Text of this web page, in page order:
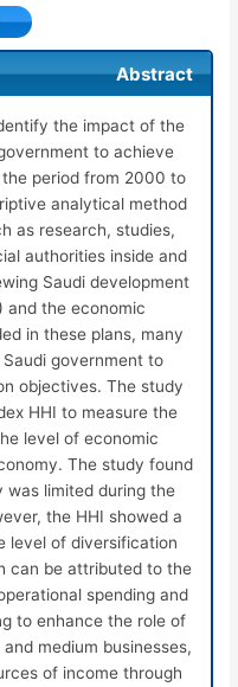
Abstract
the impact of the
to achieve
period from 2000 to
analytical method
as research, studies,
authorities inside and
Saudi development
and the economic
in these plans, many
government to
objectives. The study
HHI to measure the
level of economic
The study found
limited during the
the HHI showed a
level of diversification
can be attributed to the
spending and
to enhance the role of
medium businesses,
of income through